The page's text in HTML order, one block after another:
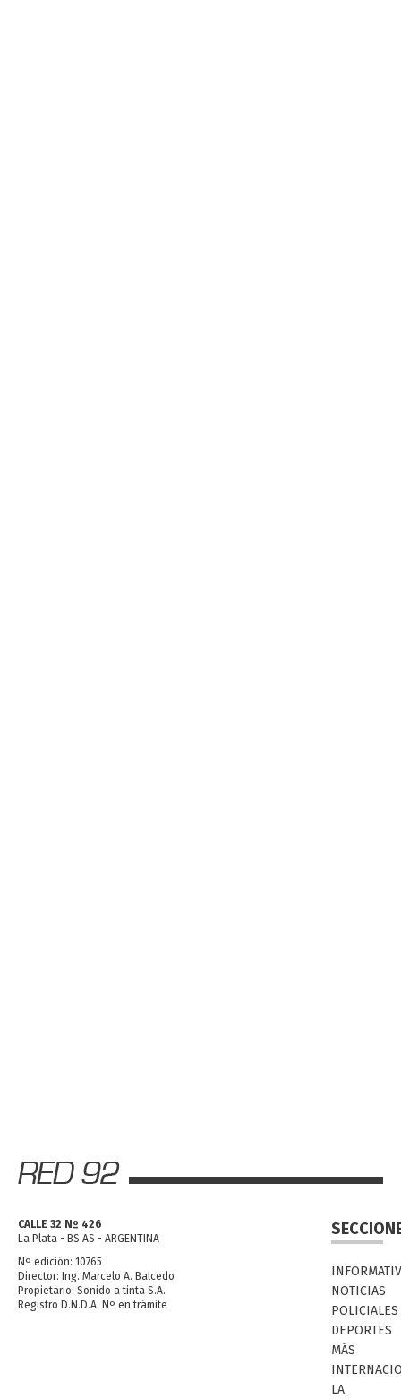
CALLE 32 Nº 426
La Plata - BS AS - ARGENTINA
Nº edición: 10765
Director: Ing. Marcelo A. Balcedo
Propietario: Sonido a tinta S.A.
Registro D.N.D.A. Nº en trámite
NOTICIAS
POLICIALES
DEPORTES
MÁS
LA